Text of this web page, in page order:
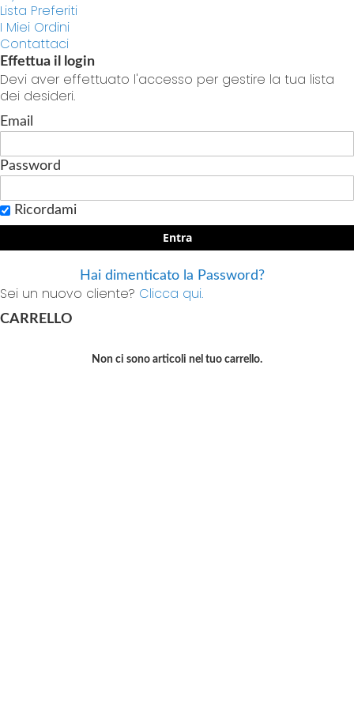
Lista Preferiti
I Miei Ordini
Contattaci
Effettua il login
Devi aver effettuato l'accesso per gestire la tua lista
dei desideri.
Email
Password
Ricordami
Entra
Hai dimenticato la Password?
Sei un nuovo cliente? Clicca qui.
CARRELLO
Non ci sono articoli nel tuo carrello.